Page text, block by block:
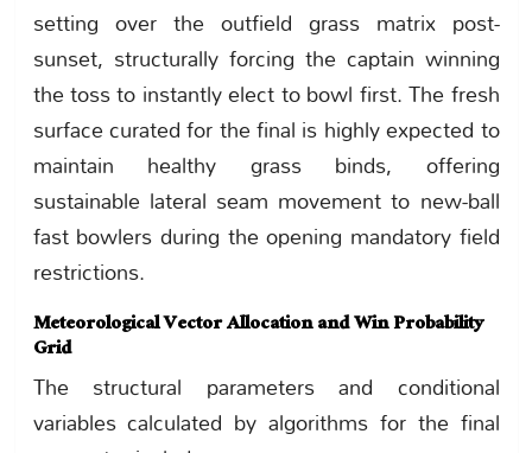
setting over the outfield grass matrix post-
sunset, structurally forcing the captain winning
the toss to instantly elect to bowl first. The fresh
surface curated for the final is highly expected to
maintain healthy grass binds, offering
sustainable lateral seam movement to new-ball
fast bowlers during the opening mandatory field
restrictions.
Meteorological Vector Allocation and Win Probability
Grid
The structural parameters and conditional
variables calculated by algorithms for the final